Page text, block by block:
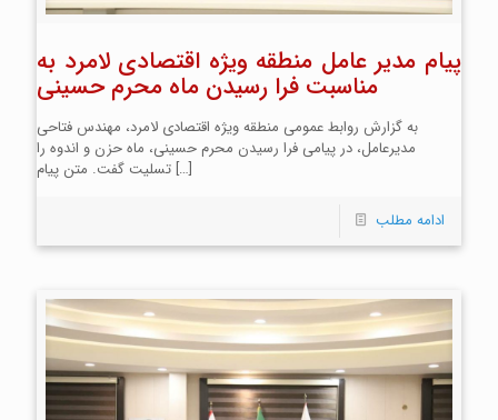
پیام مدیر عامل منطقه ویژه اقتصادی لامرد به
مناسبت فرا رسیدن ماه محرم حسینی
به گزارش روابط عمومی منطقه ویژه اقتصادی لامرد، مهندس فتاحی
مدیرعامل، در پیامی فرا رسیدن محرم حسینی، ماه حزن و اندوه را
تسلیت گفت. متن پیام […]
ادامه مطلب